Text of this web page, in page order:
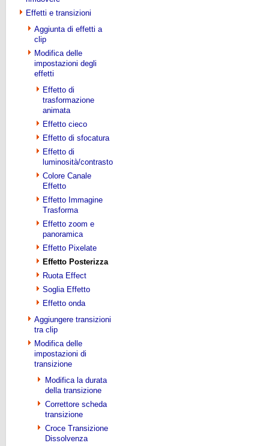
Effetti e transizioni
Aggiunta di effetti a
clip
Modifica delle
impostazioni degli
effetti
Effetto di
trasformazione
animata
Effetto cieco
Effetto di sfocatura
Effetto di
luminosità/contrasto
Colore Canale
Effetto
Effetto Immagine
Trasforma
Effetto zoom e
panoramica
Effetto Pixelate
Effetto Posterizza
Ruota Effect
Soglia Effetto
Effetto onda
Aggiungere transizioni
tra clip
Modifica delle
impostazioni di
transizione
Modifica la durata
della transizione
Correttore scheda
transizione
Croce Transizione
Dissolvenza